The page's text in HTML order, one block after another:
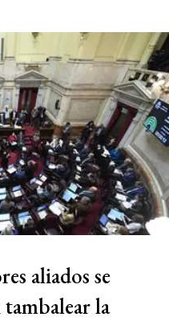
aliados se
la